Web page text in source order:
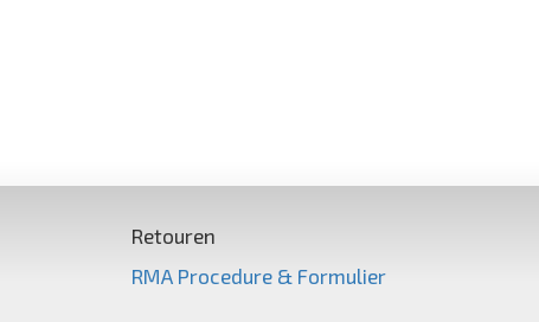
Retouren
RMA Procedure & Formulier